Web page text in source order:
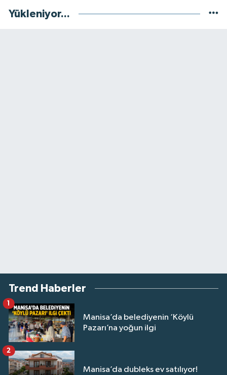
Yükleniyor...
Trend Haberler
Manisa’da belediyenin ‘Köylü
Pazarı’na yoğun ilgi
1
Manisa’da dubleks ev satılıyor!
2